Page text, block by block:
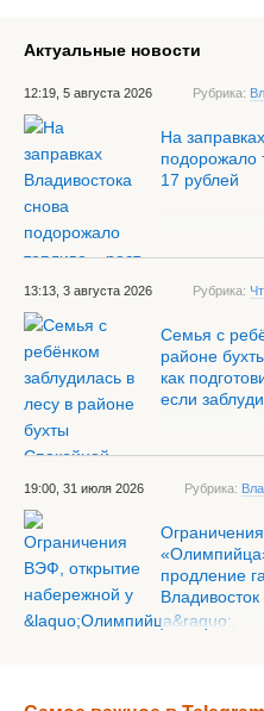
Актуальные новости
12:19, 5 августа 2026 Рубрика:
На
подорожало
17 рублей
13:13, 3 августа 2026 Рубрика:
Семья с
районе
как
если
19:00, 31 июля 2026 Рубрика:
продление
Владивосток